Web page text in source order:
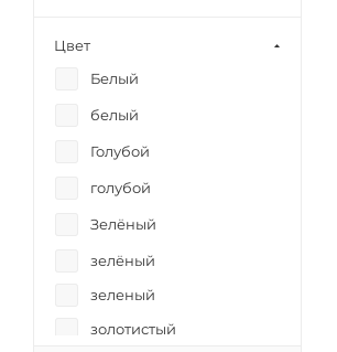
Цвет
Белый
белый
Голубой
голубой
Зелёный
зелёный
зеленый
золотистый